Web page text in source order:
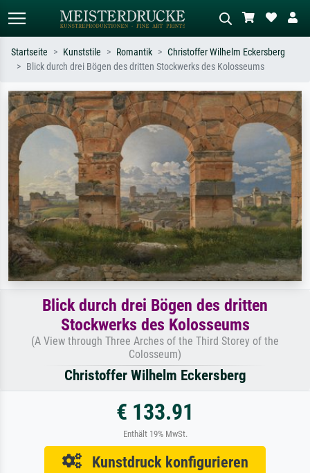
Suchen Sie nach Künstlern, Werktiteln
oder Stilen – z.B. Monet,
Sternennacht, Impressionismus, Welle
Hokusai, Akt.
Beschreiben Sie die Szene – z.B. Grüne
Wiese, Abstrakt mit viel Rot, Dunkles
Ölgemälde, Stehender Akt neben einem
Baum.
Startseite Kunststile Romantik
Christoffer Wilhelm Eckersberg
Blick durch drei Bögen des dritten Stockwerks des Kolosseums
Blick durch drei Bögen des dritten
Stockwerks des Kolosseums
(A View through Three Arches of the Third Storey of the
Colosseum)
Christoffer Wilhelm Eckersberg
€ 133.91
Enthält 19% MwSt.
Kunstdruck konfigurieren